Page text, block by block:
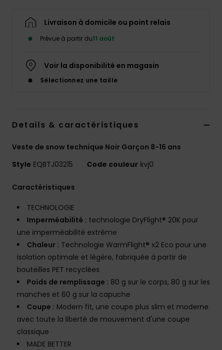
Livraison à domicile ou point relais
Prévue à partir du11 août
Voir la disponibilité en magasin
Sélectionnez une taille
Details & caractéristiques
Veste de snow technique Noir Garçon 8-16 ans
Style EQBTJ03215 Code couleur kvj0
Caractéristiques
TECHNOLOGIE
Imperméabilité : technologie DryFlight® 20K pour
une imperméabilité extrême
Chaleur : Technologie WarmFlight® x2 Eco pour une
isolation optimale et légère, fabriquée à partir de
bouteilles PET recyclées
Poids de remplissage : 80 g sur le corps, 80 g sur les
manches et 60 g sur la capuche
Coupe : Modern fit, une coupe plus slim et moderne
avec toute la liberté de mouvement d'une coupe
classique
MADE BETTER